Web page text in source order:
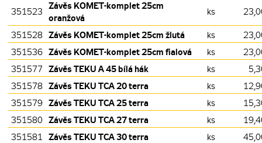
351523
Závěs KOMET-komplet 25cm
oranžová
ks
351528 Závěs KOMET-komplet 25cm žlutá ks
351536 Závěs KOMET-komplet 25cm fialová ks
351577 Závěs TEKU A 45 bílá hák ks
351578 Závěs TEKU TCA 20 terra ks
351579 Závěs TEKU TCA 25 terra ks
351580 Závěs TEKU TCA 27 terra ks
351581 Závěs TEKU TCA 30 terra ks